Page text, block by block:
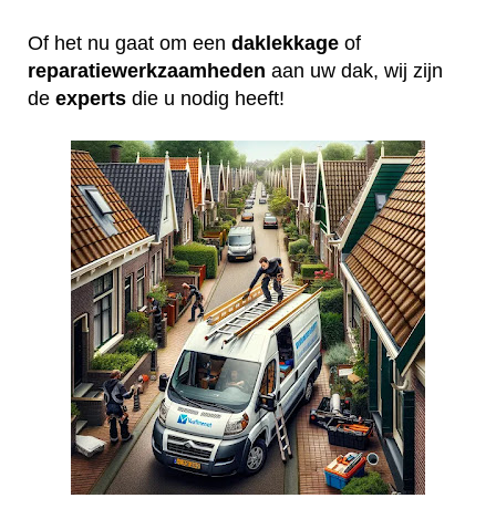
Of het nu gaat om een daklekkage of
reparatiewerkzaamheden aan uw dak, wij zijn
de experts die u nodig heeft!